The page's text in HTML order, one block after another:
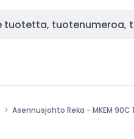
Asennusjohto Reka - MKEM 90C